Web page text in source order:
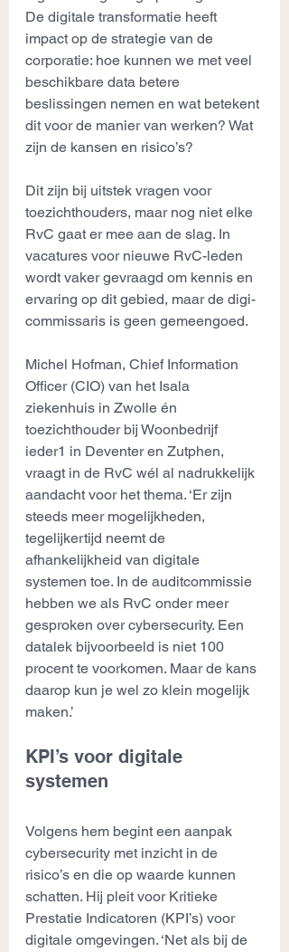
De digitale transformatie heeft
impact op de strategie van de
corporatie: hoe kunnen we met veel
beschikbare data betere
beslissingen nemen en wat betekent
dit voor de manier van werken? Wat
zijn de kansen en risico’s?
Dit zijn bij uitstek vragen voor
toezichthouders, maar nog niet elke
RvC gaat er mee aan de slag. In
vacatures voor nieuwe RvC-leden
wordt vaker gevraagd om kennis en
ervaring op dit gebied, maar de digi-
commissaris is geen gemeengoed.
Michel Hofman, Chief Information
Officer (CIO) van het Isala
ziekenhuis in Zwolle én
toezichthouder bij Woonbedrijf
ieder1 in Deventer en Zutphen,
vraagt in de RvC wél al nadrukkelijk
aandacht voor het thema. ‘Er zijn
steeds meer mogelijkheden,
tegelijkertijd neemt de
afhankelijkheid van digitale
systemen toe. In de auditcommissie
hebben we als RvC onder meer
gesproken over cybersecurity. Een
datalek bijvoorbeeld is niet 100
procent te voorkomen. Maar de kans
daarop kun je wel zo klein mogelijk
maken.’
KPI’s voor digitale
systemen
Volgens hem begint een aanpak
cybersecurity met inzicht in de
risico’s en die op waarde kunnen
schatten. Hij pleit voor Kritieke
Prestatie Indicatoren (KPI’s) voor
digitale omgevingen. ‘Net als bij de